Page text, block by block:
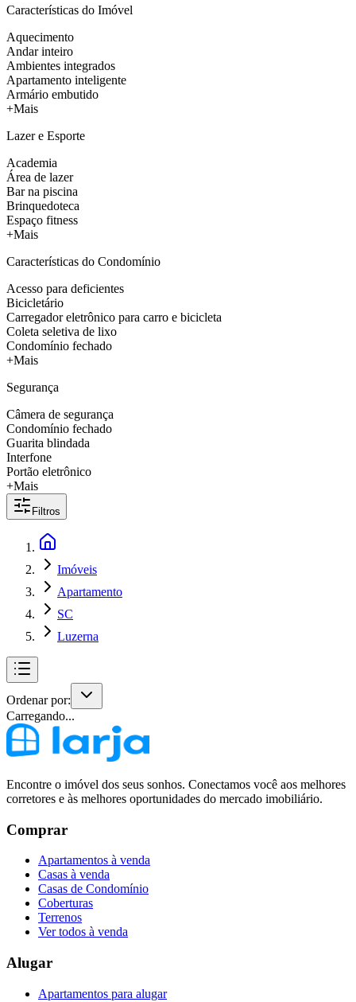
Características do Imóvel
Aquecimento
Andar inteiro
Ambientes integrados
Apartamento inteligente
Armário embutido
+Mais
Lazer e Esporte
Academia
Área de lazer
Bar na piscina
Brinquedoteca
Espaço fitness
+Mais
Características do Condomínio
Acesso para deficientes
Bicicletário
Carregador eletrônico para carro e bicicleta
Coleta seletiva de lixo
Condomínio fechado
+Mais
Segurança
Câmera de segurança
Condomínio fechado
Guarita blindada
Interfone
Portão eletrônico
+Mais
Filtros
Imóveis
Apartamento
SC
Luzerna
Ordenar por:
Carregando...
Encontre o imóvel dos seus sonhos. Conectamos você aos melhores
corretores e às melhores oportunidades do mercado imobiliário.
Comprar
Apartamentos à venda
Casas à venda
Casas de Condomínio
Coberturas
Terrenos
Ver todos à venda
Alugar
Apartamentos para alugar